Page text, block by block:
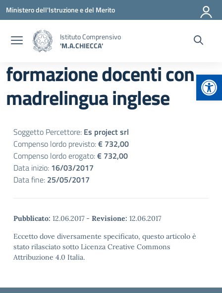
Vai ai contenuti
Vai al menu di navigazione
Vai al footer
Ministero dell'Istruzione e del Merito
Istituto Comprensivo
'M.A.CHIECCA'
formazione docenti con
madrelingua inglese
Soggetto Percettore: Es project srl
Compenso lordo previsto:€ 732,00
Compenso lordo erogato:€ 732,00
Data inizio: 16/03/2017
Data fine: 25/05/2017
Pubblicato: 12.06.2017 - Revisione: 12.06.2017
Eccetto dove diversamente specificato, questo articolo è
stato rilasciato sotto Licenza Creative Commons
Attribuzione 4.0 Italia.